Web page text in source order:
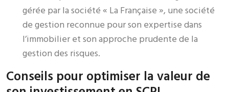
gérée par la société « La Française », une société
de gestion reconnue pour son expertise dans
l’immobilier et son approche prudente de la
gestion des risques.
Conseils pour optimiser la valeur de